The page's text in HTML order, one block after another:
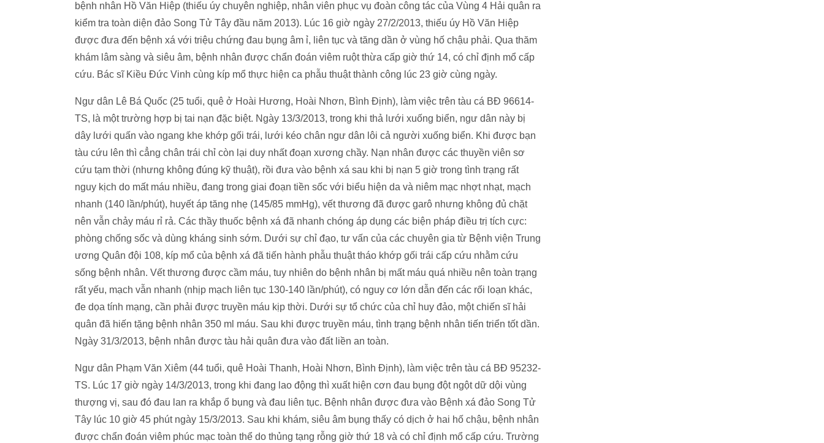
bệnh nhân Hồ Văn Hiệp (thiếu úy chuyên nghiệp, nhân viên phục vụ đoàn công tác của Vùng 4 Hải quân ra
kiểm tra toàn diện đảo Song Tử Tây đầu năm 2013). Lúc 16 giờ ngày 27/2/2013, thiếu úy Hồ Văn Hiệp
được đưa đến bệnh xá với triệu chứng đau bụng âm ỉ, liên tục và tăng dần ở vùng hố chậu phải. Qua thăm
khám lâm sàng và siêu âm, bệnh nhân được chẩn đoán viêm ruột thừa cấp giờ thứ 14, có chỉ định mổ cấp
cứu. Bác sĩ Kiều Đức Vinh cùng kíp mổ thực hiện ca phẫu thuật thành công lúc 23 giờ cùng ngày.
Ngư dân Lê Bá Quốc (25 tuổi, quê ở Hoài Hương, Hoài Nhơn, Bình Định), làm việc trên tàu cá BĐ 96614-
TS, là một trường hợp bị tai nạn đặc biệt. Ngày 13/3/2013, trong khi thả lưới xuống biển, ngư dân này bị
dây lưới quấn vào ngang khe khớp gối trái, lưới kéo chân ngư dân lôi cả người xuống biển. Khi được bạn
tàu cứu lên thì cẳng chân trái chỉ còn lại duy nhất đoạn xương chầy. Nạn nhân được các thuyền viên sơ
cứu tạm thời (nhưng không đúng kỹ thuật), rồi đưa vào bệnh xá sau khi bị nạn 5 giờ trong tình trạng rất
nguy kịch do mất máu nhiều, đang trong giai đoạn tiền sốc với biểu hiện da và niêm mạc nhợt nhạt, mạch
nhanh (140 lần/phút), huyết áp tăng nhẹ (145/85 mmHg), vết thương đã được garô nhưng không đủ chặt
nên vẫn chảy máu rỉ rả. Các thầy thuốc bệnh xá đã nhanh chóng áp dụng các biện pháp điều trị tích cực:
phòng chống sốc và dùng kháng sinh sớm. Dưới sự chỉ đạo, tư vấn của các chuyên gia từ Bệnh viện Trung
ương Quân đội 108, kíp mổ của bệnh xá đã tiến hành phẫu thuật tháo khớp gối trái cấp cứu nhằm cứu
sống bệnh nhân. Vết thương được cầm máu, tuy nhiên do bệnh nhân bị mất máu quá nhiều nên toàn trạng
rất yếu, mạch vẫn nhanh (nhịp mạch liên tục 130-140 lần/phút), có nguy cơ lớn dẫn đến các rối loạn khác,
đe dọa tính mạng, cần phải được truyền máu kịp thời. Dưới sự tổ chức của chỉ huy đảo, một chiến sĩ hải
quân đã hiến tặng bệnh nhân 350 ml máu. Sau khi được truyền máu, tình trạng bệnh nhân tiến triển tốt dần.
Ngày 31/3/2013, bệnh nhân được tàu hải quân đưa vào đất liền an toàn.
Ngư dân Phạm Văn Xiêm (44 tuổi, quê Hoài Thanh, Hoài Nhơn, Bình Định), làm việc trên tàu cá BĐ 95232-
TS. Lúc 17 giờ ngày 14/3/2013, trong khi đang lao động thì xuất hiện cơn đau bụng đột ngột dữ dội vùng
thượng vị, sau đó đau lan ra khắp ổ bụng và đau liên tục. Bệnh nhân được đưa vào Bệnh xá đảo Song Tử
Tây lúc 10 giờ 45 phút ngày 15/3/2013. Sau khi khám, siêu âm bụng thấy có dịch ở hai hố chậu, bệnh nhân
được chẩn đoán viêm phúc mạc toàn thể do thủng tạng rỗng giờ thứ 18 và có chỉ định mổ cấp cứu. Trường